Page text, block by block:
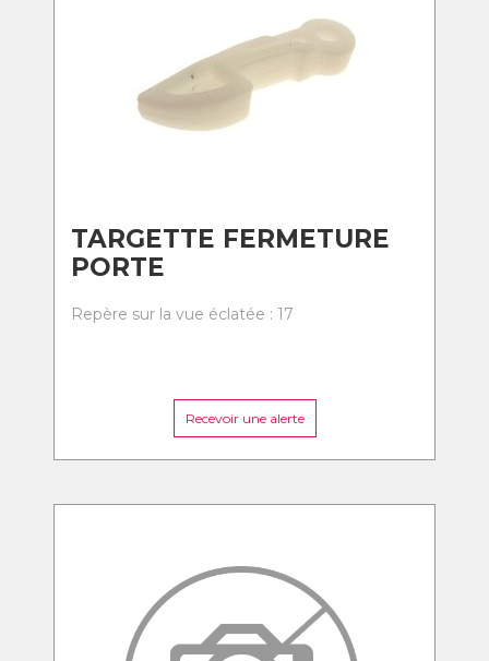
TARGETTE FERMETURE
PORTE
Repère sur la vue éclatée : 17
Recevoir une alerte